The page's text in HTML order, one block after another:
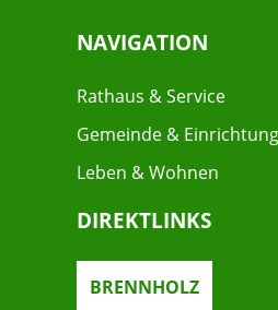
NAVIGATION
Rathaus & Service
Gemeinde &
Leben & Wohnen
DIREKTLINKS
BRENNHOLZ